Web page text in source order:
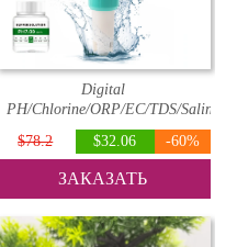
Digital
PH/Chlorine/ORP/EC/TDS/Salinity/
$78.2
$32.06 -60%
ЗАКАЗАТЬ